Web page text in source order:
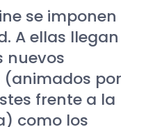
se imponen
A ellas llegan
nuevos
(animados por
frente a la
como los